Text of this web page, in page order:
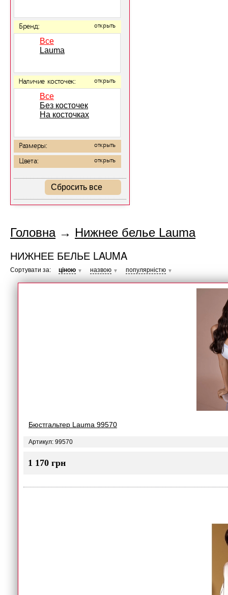
Бренд: открыть
Все
Lauma
Наличие косточек: открыть
Все
Без косточек
На косточках
Размеры: открыть
Цвета: открыть
Сбросить все
Головна→ Нижнее белье Lauma
НИЖНЕЕ БЕЛЬЕ LAUMA
Сортувати за: ціною ▼ назвою ▼ популярністю ▼
Бюстгальтер Lauma 99570
Артикул: 99570
1 170 грн